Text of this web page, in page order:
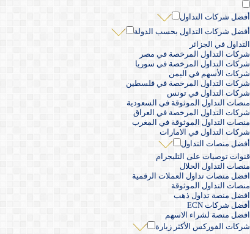
أفضل شركات التداول
أفضل شركات التداول بحسب الدولة
التداول في الجزائر
شركات التداول المرخصة في مصر
شركات التداول المرخصة في سوريا
شركات الأسهم في اليمن
شركات التداول المرخصة في فلسطين
شركات التداول في تونس
منصات التداول الموثوقة في السعودية
شركات التداول المرخصة في العراق
منصات التداول الموثوقة في المغرب
شركات التداول في الامارات
أفضل منصات التداول
قنوات توصيات على التليجرام
منصات التداول الحلال
افضل منصات تداول العملات الرقمية
منصات التداول الموثوقة
افضل منصة تداول ذهب
أفضل شركات ECN
افضل منصة لشراء الاسهم
شركات الفوركس الأكثر زيارة